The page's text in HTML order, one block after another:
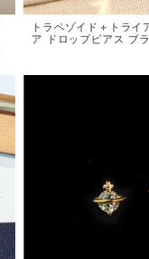
トラペゾイド＋トライ
ア ドロップピアス ブ